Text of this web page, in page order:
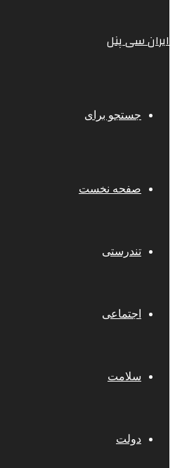
ایران سی پنل
جستجو برای
صفحه نخست
تندرستی
اجتماعی
سلامت
دولت